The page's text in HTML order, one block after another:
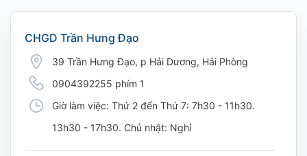
CHGD Trần Hưng Đạo
39 Trần Hưng Đạo, p Hải Dương, Hải Phòng
0904392255 phím 1
Giờ làm việc: Thứ 2 đến Thứ 7: 7h30 - 11h30.
13h30 - 17h30. Chủ nhật: Nghỉ